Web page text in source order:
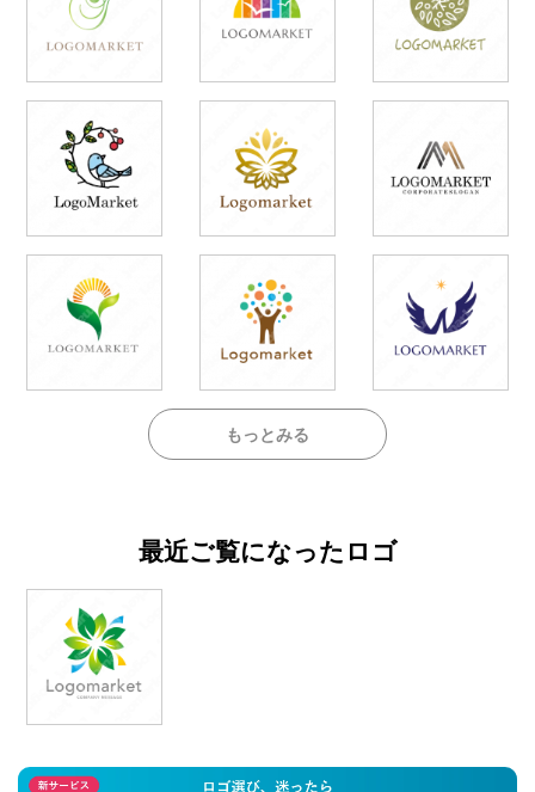
もっとみる
最近ご覧になったロゴ